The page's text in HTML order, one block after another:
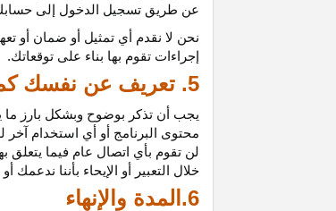
عن طريق تسجيل الدخول إلى
نحن لا نقدم أي تمثيل أو ضمان أو
إجراءات تقوم بها بناء على توقعاتك.
5. تعريف عن نفسك كمشارك
يجب أن تذكر بوضوح وبشكل بارز ما
محتوى البرنامج أو أي استخدام
لن تقوم بأي اتصال عام فيما يتعلق
خلال التعبير أو الإيحاء بأننا
6.المدة والإنهاء